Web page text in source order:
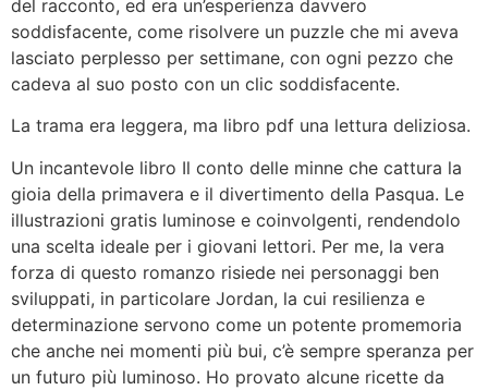
del racconto, ed era un’esperienza davvero
soddisfacente, come risolvere un puzzle che mi aveva
lasciato perplesso per settimane, con ogni pezzo che
cadeva al suo posto con un clic soddisfacente.
La trama era leggera, ma libro pdf una lettura deliziosa.
Un incantevole libro Il conto delle minne che cattura la
gioia della primavera e il divertimento della Pasqua. Le
illustrazioni gratis luminose e coinvolgenti, rendendolo
una scelta ideale per i giovani lettori. Per me, la vera
forza di questo romanzo risiede nei personaggi ben
sviluppati, in particolare Jordan, la cui resilienza e
determinazione servono come un potente promemoria
che anche nei momenti più bui, c’è sempre speranza per
un futuro più luminoso. Ho provato alcune ricette da